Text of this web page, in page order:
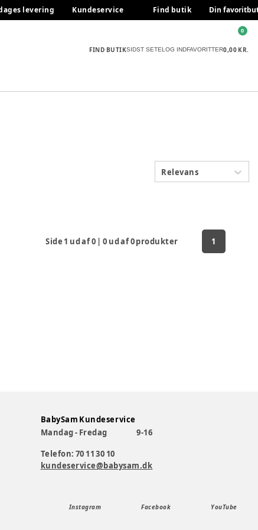
levering Kundeservice Find butik Din
FIND BUTIKSIDST SETELOG INDFAVORITTER0,00 KR.
0
Relevans
Side 1 ud af0 |0 ud af0produkter 1
BabySam Kundeservice
Mandag - Fredag
9-16
Telefon: 70 11 30 10
kundeservice@babysam.dk
Instagram Facebook YouTube